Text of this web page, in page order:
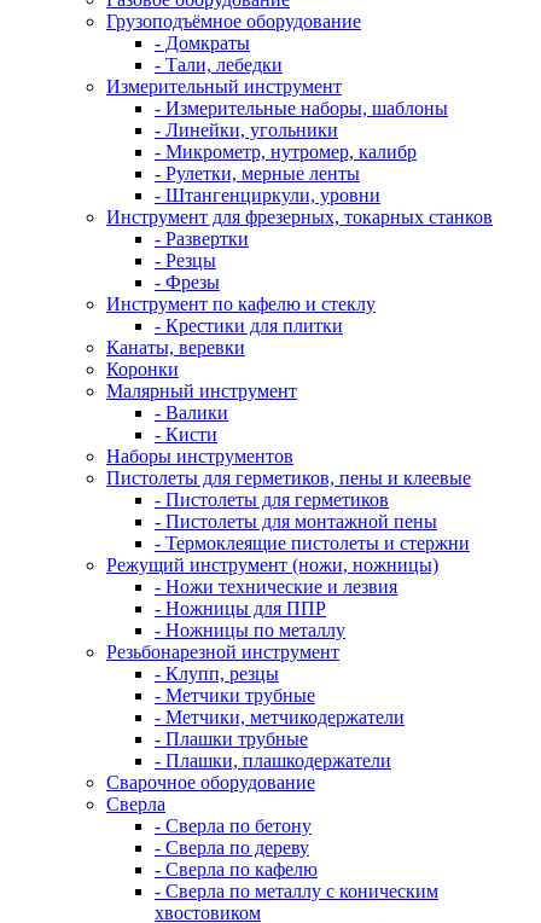
Грузоподъёмное оборудование
- Домкраты
- Тали, лебедки
Измерительный инструмент
- Измерительные наборы, шаблоны
- Линейки, угольники
- Микрометр, нутромер, калибр
- Рулетки, мерные ленты
- Штангенциркули, уровни
Инструмент для фрезерных, токарных станков
- Развертки
- Резцы
- Фрезы
Инструмент по кафелю и стеклу
- Крестики для плитки
Канаты, веревки
Коронки
Малярный инструмент
- Валики
- Кисти
Наборы инструментов
Пистолеты для герметиков, пены и клеевые
- Пистолеты для герметиков
- Пистолеты для монтажной пены
- Термоклеящие пистолеты и стержни
Режущий инструмент (ножи, ножницы)
- Ножи технические и лезвия
- Ножницы для ППР
- Ножницы по металлу
Резьбонарезной инструмент
- Клупп, резцы
- Метчики трубные
- Метчики, метчикодержатели
- Плашки трубные
- Плашки, плашкодержатели
Сварочное оборудование
Сверла
- Сверла по бетону
- Сверла по дереву
- Сверла по кафелю
- Сверла по металлу с коническим
хвостовиком